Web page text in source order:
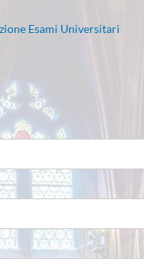
Esami Universitari